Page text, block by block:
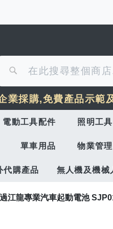
搜
尋
業採購,免費產品示範
電動工具配件 照明工具
單車用品 物業管
代購產品 無人機及機械
江龍專業汽車起動電池